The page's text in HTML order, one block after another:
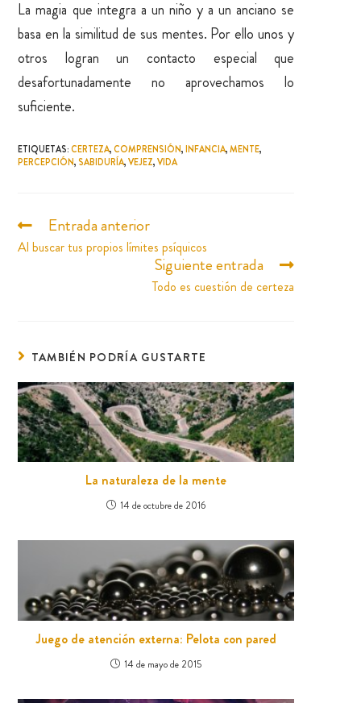
La magia que integra a un niño y a un anciano se
basa en la similitud de sus mentes. Por ello unos y
otros logran un contacto especial que
desafortunadamente no aprovechamos lo
suficiente.
ETIQUETAS:CERTEZA, COMPRENSIÓN, INFANCIA, MENTE,
PERCEPCIÓN, SABIDURÍA, VEJEZ, VIDA
Entrada anterior
Al buscar tus propios límites psíquicos
Siguiente entrada
Todo es cuestión de certeza
TAMBIÉN PODRÍA GUSTARTE
La naturaleza de la mente
14 de octubre de 2016
Juego de atención externa: Pelota con pared
14 de mayo de 2015